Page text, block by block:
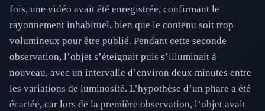
fois, une vidéo avait été enregistrée, confirmant le
rayonnement inhabituel, bien que le contenu soit trop
volumineux pour être publié. Pendant cette seconde
observation, l’objet s’éteignait puis s’illuminait à
nouveau, avec un intervalle d’environ deux minutes entre
les variations de luminosité. L’hypothèse d’un phare a été
écartée, car lors de la première observation, l’objet avait